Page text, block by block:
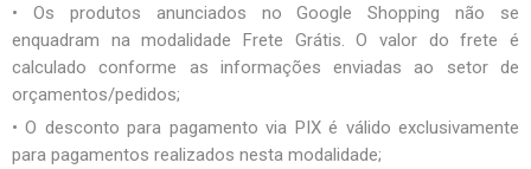
• Os produtos anunciados no Google Shopping não se
enquadram na modalidade Frete Grátis. O valor do frete é
calculado conforme as informações enviadas ao setor de
orçamentos/pedidos;
• O desconto para pagamento via PIX é válido exclusivamente
para pagamentos realizados nesta modalidade;